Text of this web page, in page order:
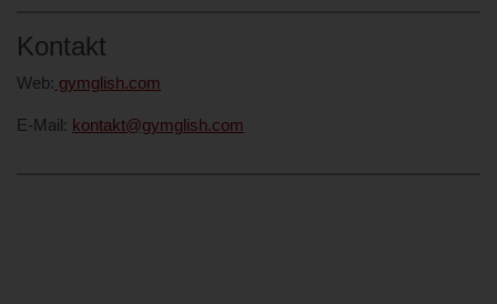
Kontakt
Web: gymglish.com
E-Mail: kontakt@gymglish.com